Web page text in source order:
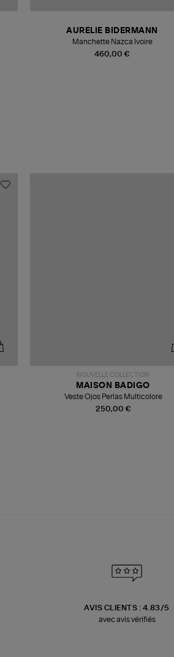
460,00 €
AURELIE BIDERMANN
Manchette Nazca Ivoire
NOUVELLE COLLECTION
250,00 €
MAISON BADIGO
Veste Ojos Perlas Multicolore
AVIS CLIENTS : 4.83/5
avec avis vérifiés